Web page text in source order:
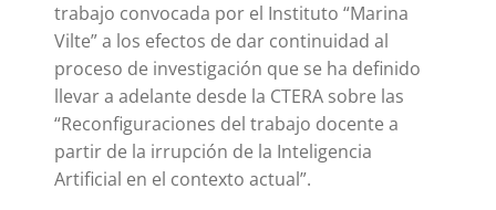
trabajo convocada por el Instituto “Marina
Vilte” a los efectos de dar continuidad al
proceso de investigación que se ha definido
llevar a adelante desde la CTERA sobre las
“Reconfiguraciones del trabajo docente a
partir de la irrupción de la Inteligencia
Artificial en el contexto actual”.